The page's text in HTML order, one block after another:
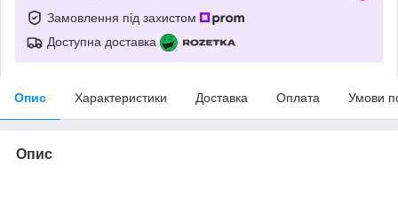
Замовлення під захистом
Доступна доставка
Опис Характеристики Доставка Оплата Умови
Опис